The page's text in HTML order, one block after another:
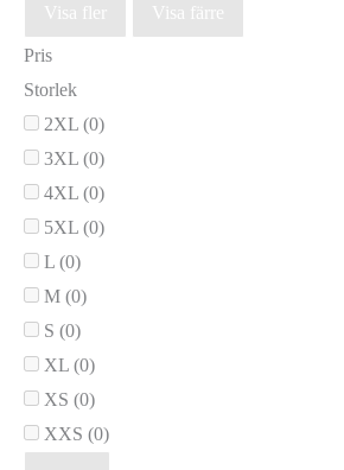
Visa fler Visa färre
Pris
Storlek
2XL (0)
3XL (0)
4XL (0)
5XL (0)
L (0)
M (0)
S (0)
XL (0)
XS (0)
XXS (0)